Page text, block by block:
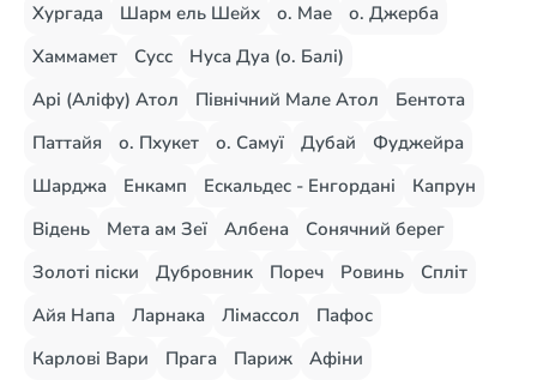
Хургада Шарм ель Шейх о. Мае
о. Джерба
Хаммамет
Сусс
Нуса Дуа (о. Балі)
Арі (Аліфу) Атол
Північний Мале Атол
Бентота
Паттайя
о. Пхукет о. Самуї Дубай
Фуджейра
Шарджа
Енкамп Ескальдес - Енгордані
Капрун
Відень
Мета ам Зеї Албена
Сонячний берег
Золоті піски
Дубровник Пореч Ровинь
Спліт
Айя Напа
Ларнака Лімассол
Пафос
Карлові Вари
Прага Париж
Афіни